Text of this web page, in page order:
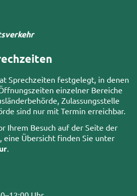
Sprechzeiten festgelegt, in denen
einzelner Bereiche
Zulassungsstelle
sind nur mit Termin erreichbar.
Ihrem Besuch auf der Seite der
eine Übersicht finden Sie unter